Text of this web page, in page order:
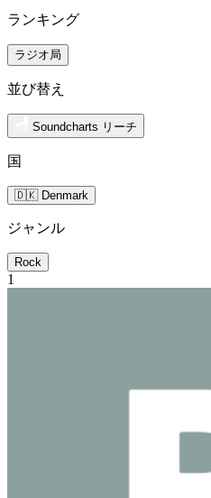
ランキング
ラジオ局
並び替え
Soundcharts リーチ
国
🇩🇰 Denmark
ジャンル
Rock
1